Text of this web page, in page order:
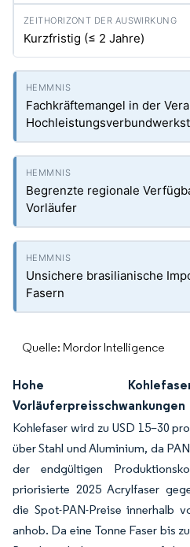
Kurzfristig (≤ 2 Jahre)
Fachkräftemangel in der
Begrenzte regionale
Vorläufer
Unsichere brasilianische
Fasern
Quelle: Mordor Intelligence
Hohe
Vorläuferpreisschwankungen
Kohlefaser wird zu USD 15–30
über Stahl und Aluminium, da
der endgültigen
priorisierte 2025 Acrylfaser
die Spot-PAN-Preise innerhalb
anhob. Da eine Tonne Faser bis